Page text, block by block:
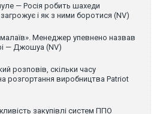
— Росія робить шахеди
і як з ними боротися (NV)
Менеджер упевнено назвав
— Джошуа (NV)
розповів, скільки часу
розгортання виробництва Patriot
закупівлі систем ППО